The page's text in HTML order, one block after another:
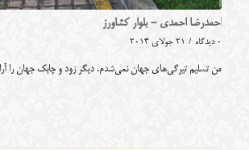
احمدرضا احمدی - بلوار کشاورز
0 دیدگاه / 21 جولای 2014
من تسلیم تیرگی‌های جهان نمی‌شدم. دیگر زود و چابک جهان را